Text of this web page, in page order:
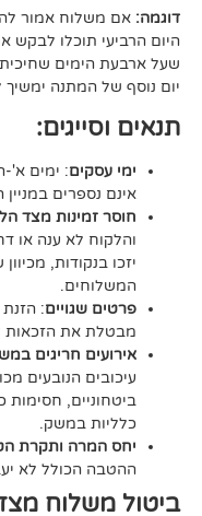
אם
לבקש את ההטבה
לצבור 25 נקודות נוספות.
: ימים א'-ה' בלבד. ימי
במניין הימים.
מצד הלקוח: במידה
ענה או דחה את ההגעה –
מכיוון שהעיכוב אינו
: הזנת כתובת שגויה או
הזכאות לקבלת ההטבה.
חריגים במשק: ההטבה לא
מכוח עליון שאינו
חסימות כבישים, מזג אוויר
ותקרת הטבה
לא יעבור את ה-500 נקודות.
מצד הלקוח: